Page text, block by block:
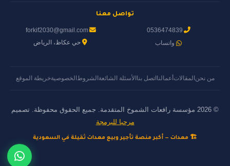
تواصل معنا
0536474839
واتساب
forkif2030@gmail.com
حي عكاظ، الرياض
من نحن المقالات أعمالنا اتصل بنا الأسئلة الشائعة الشروط الخصوصيةخريطة الموقع
© 2026 مؤسسة رافعات الشموخ المتقدمة. جميع الحقوق محفوظة. تصميم
مرحبا للبرمجة
🏗️ معدات — أكبر منصة تأجير وبيع معدات ثقيلة في السعودية